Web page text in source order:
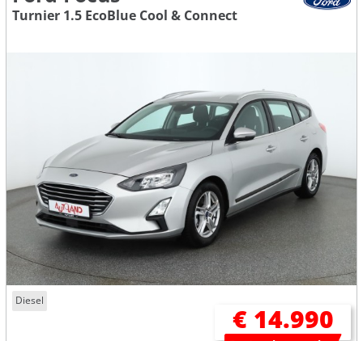
Turnier 1.5 EcoBlue Cool & Connect
Diesel
€ 14.990